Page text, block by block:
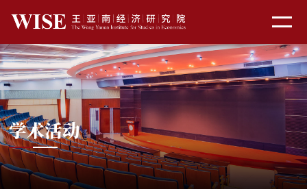
学术活动